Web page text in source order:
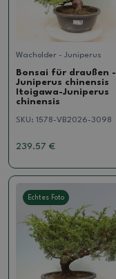
Wacholder - Juniperus
Bonsai für draußen -
Juniperus chinensis
Itoigawa-Juniperus
chinensis
SKU: 1578-VB2026-3098
239.57 €
Echtes Foto